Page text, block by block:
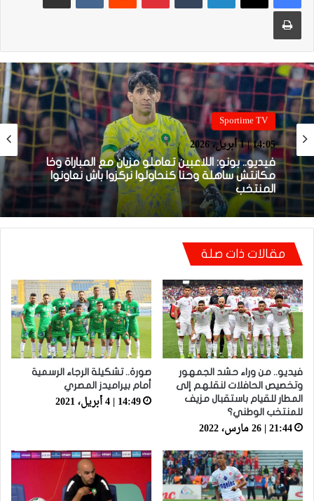
طباعة
Sportime TV
14:05 | 1 أبريل، 2026
فيديو.. بونو: اللاعبين تعاملو مزيان مع المباراة وخا
مكانتش ساهلة وحنا كنحاولوا نركزوا باش نعاونوا
المنتخب
Sportime TV
14:04 | 1 أبريل، 2026
فيديو.. لحظة اجتياح الجمهور الجزائري لأرضية
ملعب تورينو وإحداث فوضى عارمة داخله
مقالات ذات صلة
فيديو.. من وراء حشد الجمهور
وتخصيص الحافلات لنقلهم إلى
المطار للقيام باستقبال مزيف
للمنتخب الوطني؟
21:44 | 26 مارس، 2022
صورة.. تشكيلة الرجاء الرسمية
أمام بيراميدز المصري
14:49 | 4 أبريل، 2021